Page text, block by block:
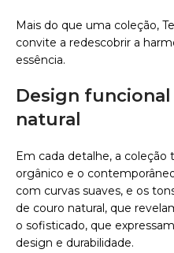
Mais do que uma coleção,
convite a redescobrir a
essência.
Design
natural
Em cada detalhe, a coleção
orgânico e o
com curvas suaves, e os
de couro natural, que
o sofisticado, que
design e durabilidade.